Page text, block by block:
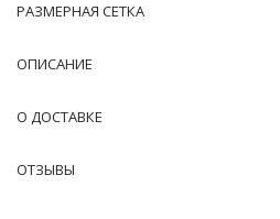
РАЗМЕРНАЯ СЕТКА
ОПИСАНИЕ
О ДОСТАВКЕ
ОТЗЫВЫ